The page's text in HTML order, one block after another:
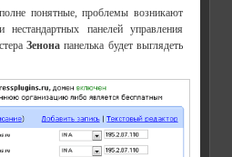
понятные, проблемы возникают
нестандартных панелей управления
Зенона панелька будет выглядеть